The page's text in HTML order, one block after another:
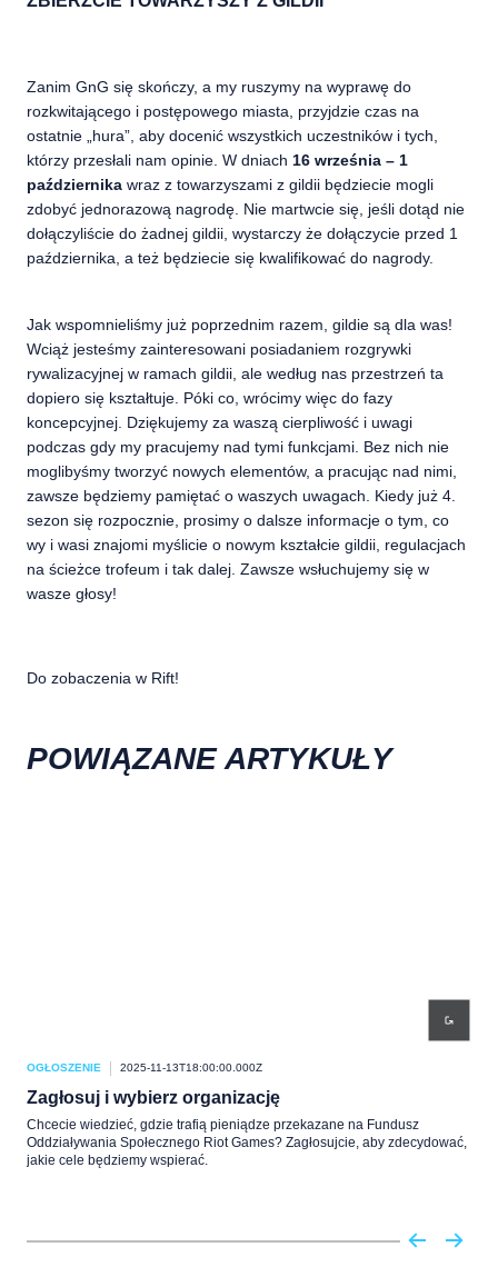
Zanim GnG się skończy, a my ruszymy na wyprawę do
rozkwitającego i postępowego miasta, przyjdzie czas na
ostatnie „hura”, aby docenić wszystkich uczestników i tych,
którzy przesłali nam opinie. W dniach 16 września – 1
października wraz z towarzyszami z gildii będziecie mogli
zdobyć jednorazową nagrodę. Nie martwcie się, jeśli dotąd nie
dołączyliście do żadnej gildii, wystarczy że dołączycie przed 1
października, a też będziecie się kwalifikować do nagrody.
Jak wspomnieliśmy już poprzednim razem, gildie są dla was!
Wciąż jesteśmy zainteresowani posiadaniem rozgrywki
rywalizacyjnej w ramach gildii, ale według nas przestrzeń ta
dopiero się kształtuje. Póki co, wrócimy więc do fazy
koncepcyjnej. Dziękujemy za waszą cierpliwość i uwagi
podczas gdy my pracujemy nad tymi funkcjami. Bez nich nie
moglibyśmy tworzyć nowych elementów, a pracując nad nimi,
zawsze będziemy pamiętać o waszych uwagach. Kiedy już 4.
sezon się rozpocznie, prosimy o dalsze informacje o tym, co
wy i wasi znajomi myślicie o nowym kształcie gildii, regulacjach
na ścieżce trofeum i tak dalej. Zawsze wsłuchujemy się w
wasze głosy!
Do zobaczenia w Rift!
POWIĄZANE ARTYKUŁY
OGŁOSZENIE 2025-11-13T18:00:00.000Z
Zagłosuj i wybierz organizację
Chcecie wiedzieć, gdzie trafią pieniądze przekazane na Fundusz
Oddziaływania Społecznego Riot Games? Zagłosujcie, aby zdecydować,
jakie cele będziemy wspierać.